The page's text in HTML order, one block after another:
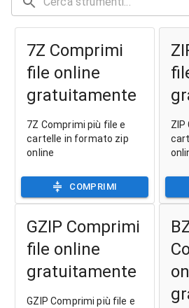
7Z Comprimi
file online
gratuitamente
7Z Comprimi più file e
cartelle in formato zip
online
COMPRIMI
ZIP
GZIP Comprimi
file online
gratuitamente
GZIP Comprimi più file e